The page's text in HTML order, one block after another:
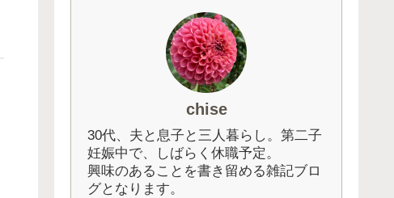
chise
30代、夫と息子と三人暮らし。第二子
妊娠中で、しばらく休職予定。
興味のあることを書き留める雑記ブロ
グとなります。